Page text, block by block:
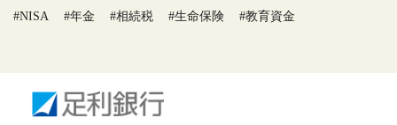
#NISA
#年金 #相続税 #生命保険 #教育資金